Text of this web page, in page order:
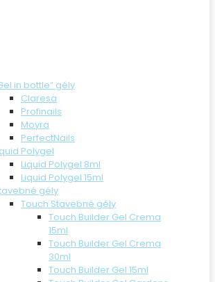
in bottle“ gély
Claresa
Profinails
Moyra
PerfectNails
Polygel
Liquid Polygel 8ml
Liquid Polygel 15ml
gély
Touch Stavebné gély
Touch Builder Gel Crema
15ml
Touch Builder Gel Crema
30ml
Touch Builder Gel 15ml